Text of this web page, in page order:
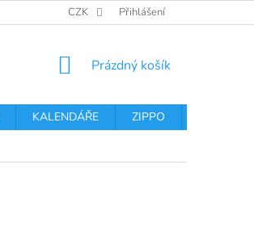
PODMÍNKY OCHRANY OSOBNÍCH
CZK Přihlášení
NÁKUPNÍ
Prázdný košík
KALENDÁŘE ZIPPO